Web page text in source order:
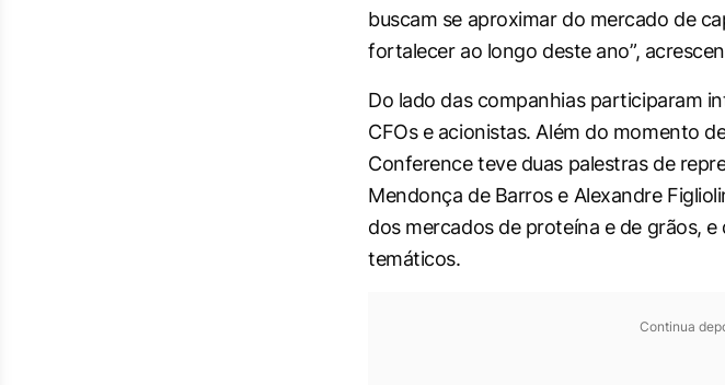
buscam se aproximar do mercado de
fortalecer ao longo deste ano”,
Do lado das companhias participaram
CFOs e acionistas. Além do momento
Conference teve duas palestras de
Mendonça de Barros e Alexandre
dos mercados de proteína e de grãos,
temáticos.
Continua